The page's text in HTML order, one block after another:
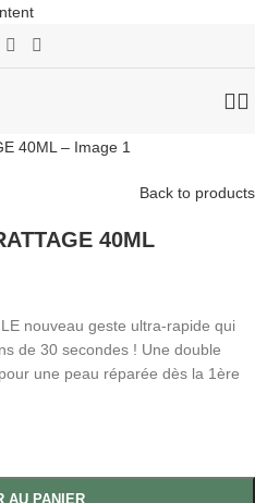
Back to products
40ML
nouveau geste ultra-rapide qui
de 30 secondes ! Une double
une peau réparée dès la 1ère
AU PANIER